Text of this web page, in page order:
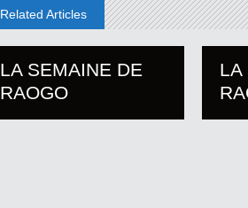
Related Articles
LA SEMAINE DE
RAOGO
LA